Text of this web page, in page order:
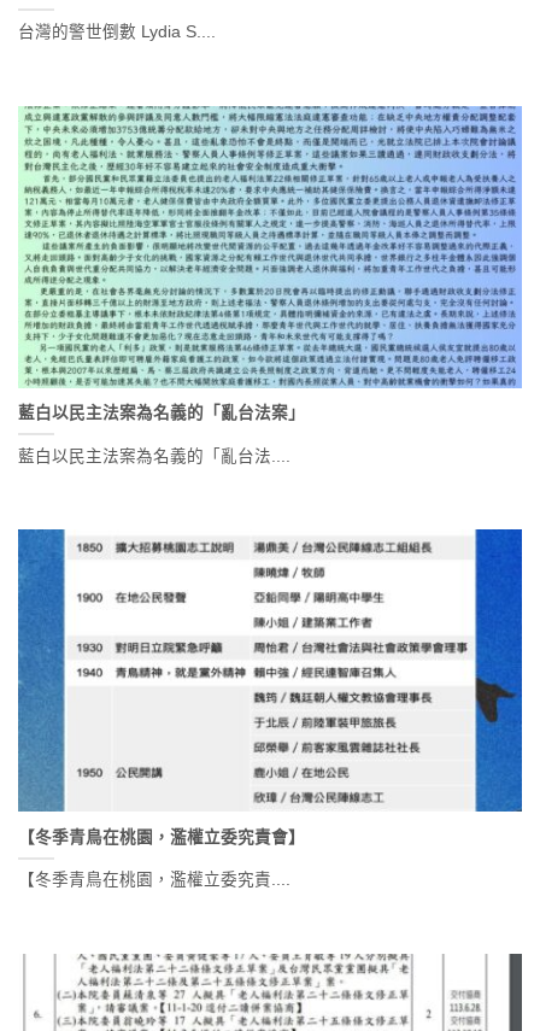
台灣的警世倒數 Lydia S....
藍白以民主法案為名義的「亂台法案」
藍白以民主法案為名義的「亂台法....
【冬季青鳥在桃園，濫權立委究責會】
【冬季青鳥在桃園，濫權立委究責....